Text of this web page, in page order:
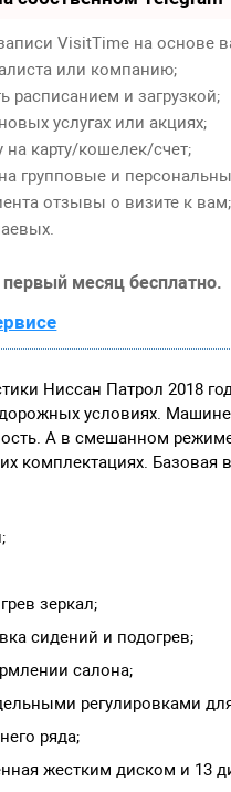
VisitTime на основе
или компанию;
расписанием и загрузкой;
услугах или акциях;
карту/кошелек/счет;
групповые и
отзывы о визите к вам;
месяц бесплатно.
Ниссан Патрол 2018
условиях.
А в смешанном
комплектациях. Базовая
зеркал;
сидений и подогрев;
салона;
регулировками
ряда;
жестким диском и 13